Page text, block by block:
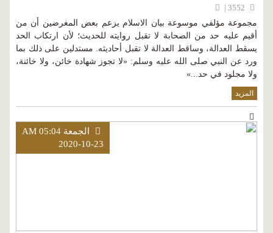
مجموعة مؤلفي موسوعة بيان الاسلام يزعم بعض المغرضين أن من
أقيم عليه حد من الصحابة لا تقبل روايته للحديث؛ لأن ارتكاب الحد
يسقط العدالة، وساقط العدالة لا تقبل أحاديثه. مستدلين على ذلك بما
ورد عن النبي صلى الله عليه وسلم: «لا تجوز شهادة خائن، ولا خائنة،
ولا مجلود في حد...»
المزيد
الجمعة AM 05:04
2020-10-23